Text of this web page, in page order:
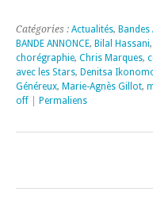
Catégories : Actualités, Bandes
BANDE ANNONCE, Bilal Hassani,
chorégraphie, Chris Marques,
avec les Stars, Denitsa
Généreux, Marie-Agnès Gillot,
off
Permaliens